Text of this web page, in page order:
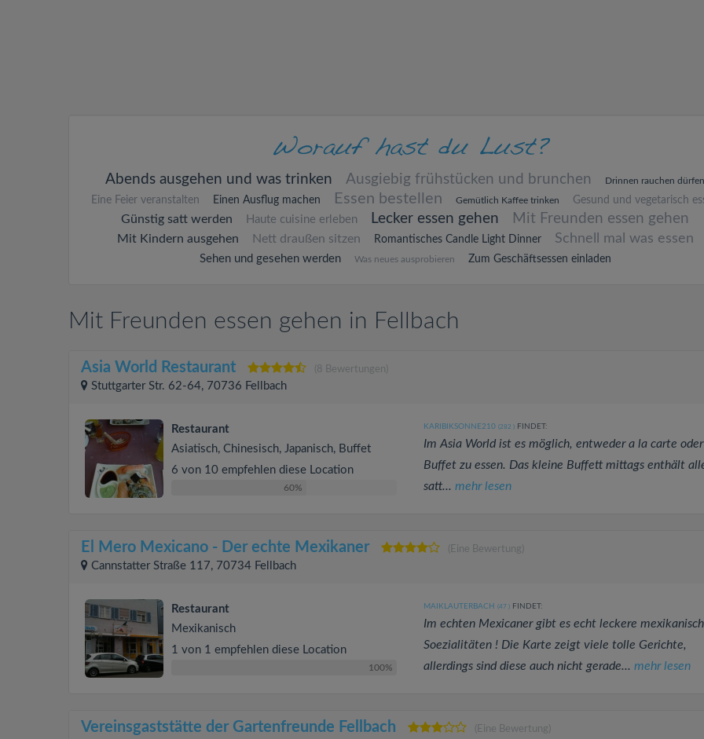
Abends ausgehen und was trinken Ausgiebig frühstücken und brunchen Drinnen rauchen dürfen
Eine Feier veranstalten Einen Ausflug machen Essen bestellen Gemütlich Kaffee trinken Gesund und vegetarisch
Günstig satt werden Haute cuisine erleben Lecker essen gehen Mit Freunden essen gehen
Mit Kindern ausgehen Nett draußen sitzen Romantisches Candle Light Dinner Schnell mal was essen
Sehen und gesehen werden Was neues ausprobieren Zum Geschäftsessen einladen
Mit Freunden essen gehen in Fellbach
Asia World Restaurant (8 Bewertungen)
Stuttgarter Str. 62-64, 70736 Fellbach
Restaurant
Asiatisch, Chinesisch, Japanisch, Buffet
6 von 10 empfehlen diese Location
60%
KARIBIKSONNE210 (282 )FINDET:
Im Asia World ist es möglich, entweder a la carte
Buffet zu essen. Das kleine Buffett mittags enthält
satt... mehr lesen
El Mero Mexicano - Der echte Mexikaner (Eine Bewertung)
Cannstatter Straße 117, 70734 Fellbach
Restaurant
Mexikanisch
1 von 1 empfehlen diese Location
100%
MAIKLAUTERBACH (47 )FINDET:
Im echten Mexicaner gibt es echt leckere
Soezialitäten ! Die Karte zeigt viele tolle Gerichte,
allerdings sind diese auch nicht gerade... mehr lesen
Vereinsgaststätte der Gartenfreunde Fellbach (Eine Bewertung)